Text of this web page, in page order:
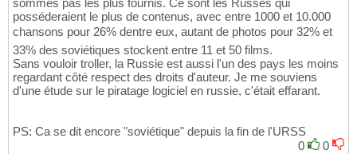
sommes pas les plus fournis. Ce sont les Russes qui
posséderaient le plus de contenus, avec entre 1000 et 10.000
chansons pour 26% dentre eux, autant de photos pour 32% et
33% des soviétiques stockent entre 11 et 50 films.
Sans vouloir troller, la Russie est aussi l'un des pays les moins
regardant côté respect des droits d'auteur. Je me souviens
d'une étude sur le piratage logiciel en russie, c'était effarant.
PS: Ca se dit encore "soviétique" depuis la fin de l'URSS
0
0